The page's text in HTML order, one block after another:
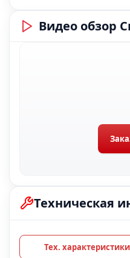
Видео обзор
Техническая
Тех. характеристики